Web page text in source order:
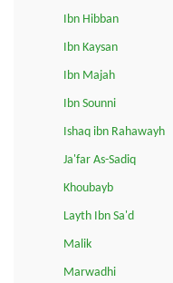
Ibn Hibban
Ibn Kaysan
Ibn Majah
Ibn Sounni
Ishaq ibn Rahawayh
Ja'far As-Sadiq
Khoubayb
Layth Ibn Sa'd
Malik
Marwadhi